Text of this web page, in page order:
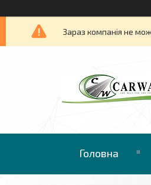
Зараз компанія не
Головна